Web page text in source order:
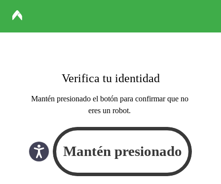
Verifica tu identidad
Mantén presionado el botón para confirmar que no
eres un robot.